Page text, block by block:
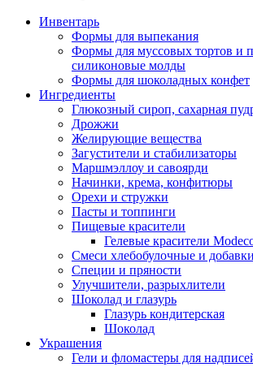
Инвентарь
Формы для выпекания
Формы для муссовых тортов и
силиконовые молды
Формы для шоколадных конфет
Ингредиенты
Глюкозный сироп, сахарная
Дрожжи
Желирующие вещества
Загустители и стабилизаторы
Маршмэллоу и савоярди
Начинки, крема, конфитюры
Орехи и стружки
Пасты и топпинги
Пищевые красители
Гелевые красители
Смеси хлебобулочные и добавки
Специи и пряности
Улучшители, разрыхлители
Шоколад и глазурь
Глазурь кондитерская
Шоколад
Украшения
Гели и фломастеры для